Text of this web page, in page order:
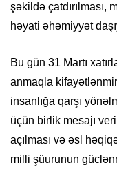
şəkildə çatdırılması,
həyati əhəmiyyət
Bu gün 31 Martı
anmaqla
insanlığa qarşı
üçün birlik mesajı
açılması və əsl
milli şüurunun